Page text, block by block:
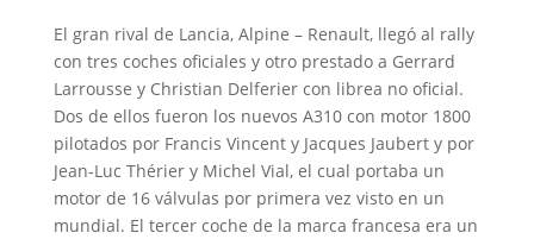
El gran rival de Lancia, Alpine – Renault, llegó al rally
con tres coches oficiales y otro prestado a Gerrard
Larrousse y Christian Delferier con librea no oficial.
Dos de ellos fueron los nuevos A310 con motor 1800
pilotados por Francis Vincent y Jacques Jaubert y por
Jean-Luc Thérier y Michel Vial, el cual portaba un
motor de 16 válvulas por primera vez visto en un
mundial. El tercer coche de la marca francesa era un